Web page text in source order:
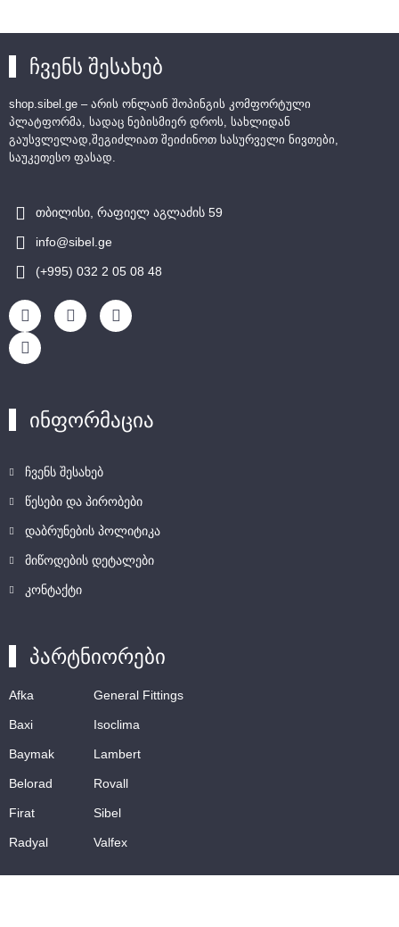
ჩვენს შესახებ
shop.sibel.ge – არის ონლაინ შოპინგის კომფორტული
პლატფორმა, სადაც ნებისმიერ დროს, სახლიდან
გაუსვლელად,შეგიძლიათ შეიძინოთ სასურველი ნივთები,
საუკეთესო ფასად.
თბილისი, რაფიელ აგლაძის 59
info@sibel.ge
(+995) 032 2 05 08 48
ინფორმაცია
ჩვენს შესახებ
წესები და პირობები
დაბრუნების პოლიტიკა
მიწოდების დეტალები
კონტაქტი
პარტნიორები
Afka
Baxi
Baymak
Belorad
Firat
Radyal
General Fittings
Isoclima
Lambert
Rovall
Sibel
Valfex